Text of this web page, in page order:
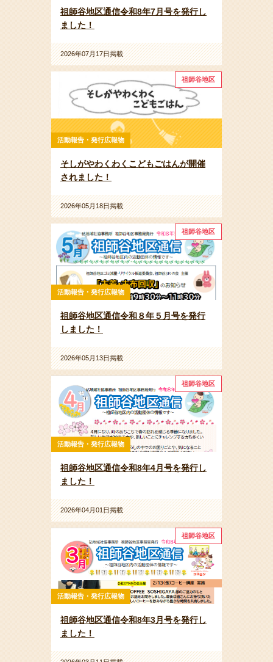
祖師谷地区通信令和8年7月号を発行し
ました！
2026年07月17日掲載
祖師谷地区
活動報告・発行広報物
そしがやわくわくこどもごはんが開催
されました！
2026年05月18日掲載
祖師谷地区
活動報告・発行広報物
祖師谷地区通信令和８年５月号を発行
しました！
2026年05月13日掲載
祖師谷地区
活動報告・発行広報物
祖師谷地区通信令和8年4月号を発行し
ました！
2026年04月01日掲載
祖師谷地区
活動報告・発行広報物
祖師谷地区通信令和8年3月号を発行し
ました！